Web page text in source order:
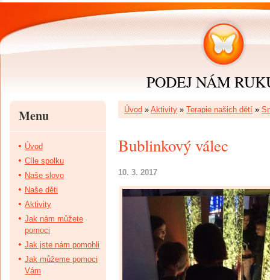
PODEJ NÁM
Úvod » Aktivity » Terapie našich dětí »
Bublinkový válec
10. 3. 2017
Menu
Úvod
Cíle spolku
Naše slovo
Naše děti
Aktivity
Jak nám můžete
pomoci
Jak jste nám pomohli
Jak můžeme pomoci
Vám